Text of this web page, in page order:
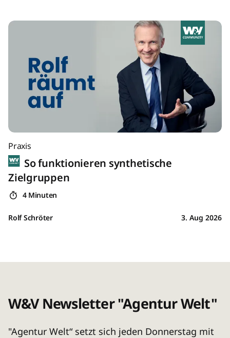
Praxis
So funktionieren synthetische
Zielgruppen
4 Minuten
Rolf Schröter 3. Aug 2026
W&V Newsletter "Agentur Welt"
"Agentur Welt“ setzt sich jeden Donnerstag mit